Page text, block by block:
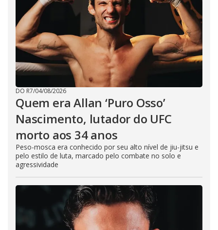
DO R7/04/08/2026
Quem era Allan ‘Puro Osso’
Nascimento, lutador do UFC
morto aos 34 anos
Peso-mosca era conhecido por seu alto nível de jiu-jitsu e
pelo estilo de luta, marcado pelo combate no solo e
agressividade